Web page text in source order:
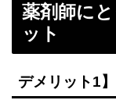
薬剤師に
ット
デメリット1